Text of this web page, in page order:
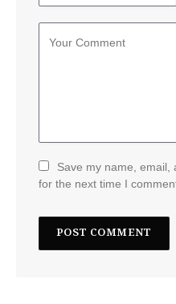
Save my name, email,
for the next time I